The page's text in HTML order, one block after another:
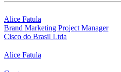
Alice Fatula
Brand Marketing Project Manager
Cisco do Brasil Ltda
Alice Fatula